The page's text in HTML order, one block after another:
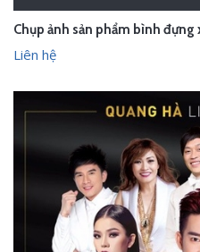
Liên hệ